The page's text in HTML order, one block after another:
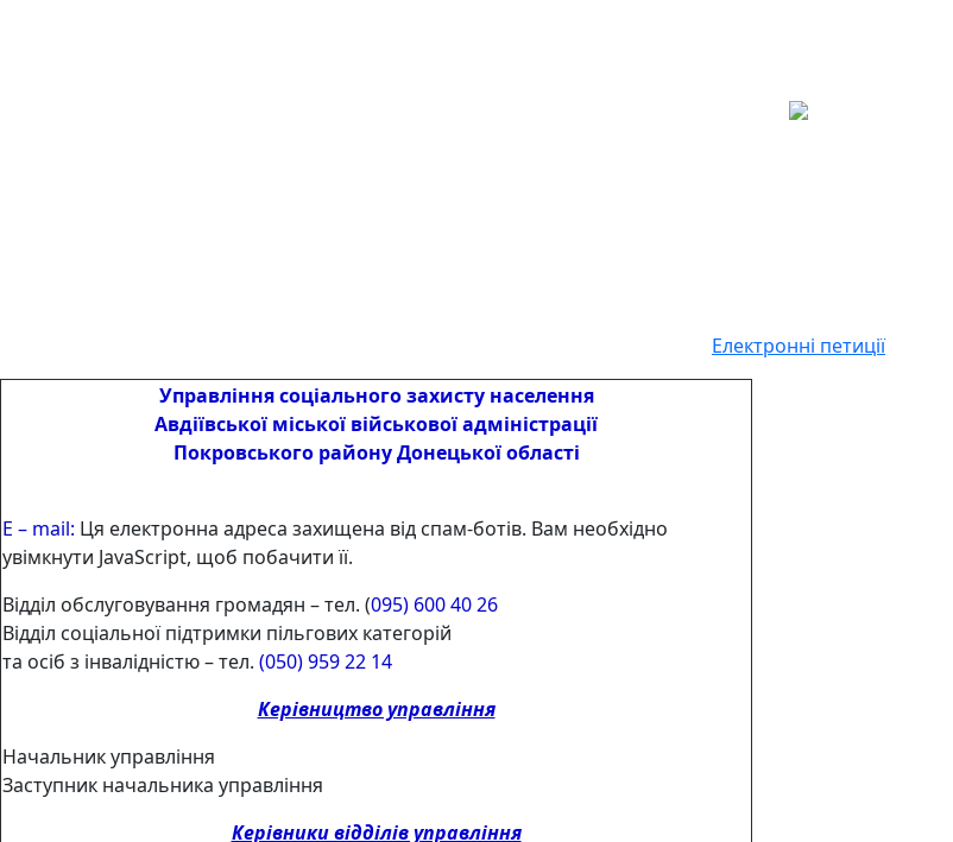
Електронні петиції
Управління соціального захисту населення
Авдіївської міської військової адміністрації
Покровського району Донецької області
Е – mail: Ця електронна адреса захищена від спам-ботів. Вам необхідно
увімкнути JavaScript, щоб побачити її.
Відділ обслуговування громадян – тел. (095) 600 40 26
Відділ соціальної підтримки пільгових категорій
та осіб з інвалідністю – тел. (050) 959 22 14
Керівництво управління
Начальник управління
Заступник начальника управління
Керівники відділів управління